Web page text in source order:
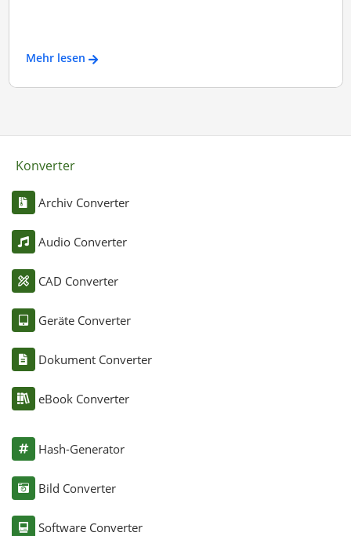
Mehr lesen
Konverter
Archiv Converter
Audio Converter
CAD Converter
Geräte Converter
Dokument Converter
eBook Converter
Hash-Generator
Bild Converter
Software Converter